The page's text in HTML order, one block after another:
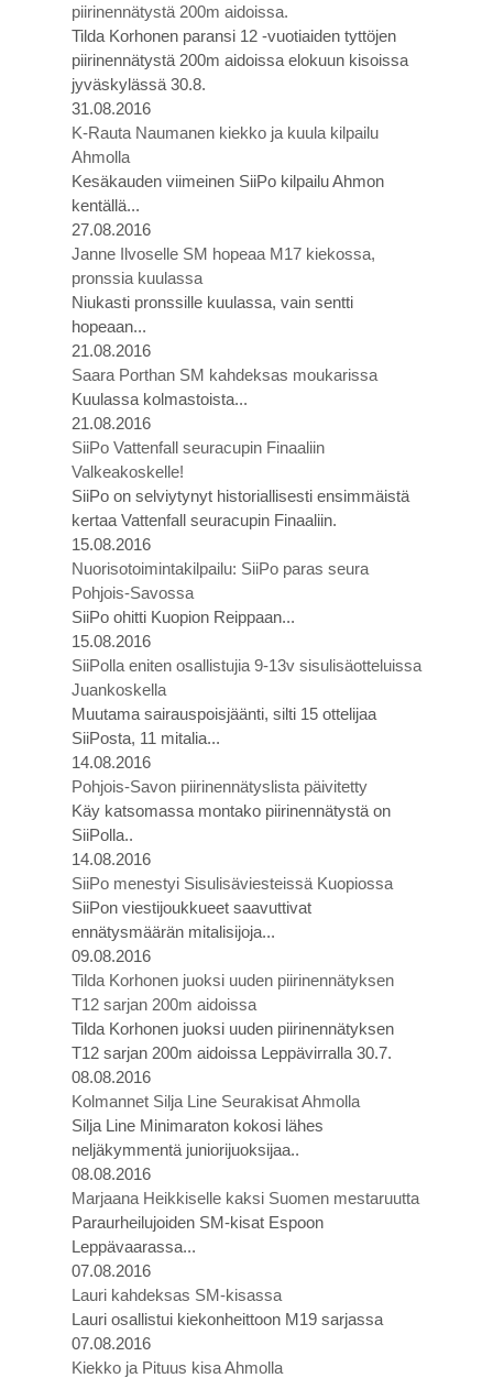
piirinennätystä 200m aidoissa.
Tilda Korhonen paransi 12 -vuotiaiden tyttöjen
piirinennätystä 200m aidoissa elokuun kisoissa
jyväskylässä 30.8.
31.08.2016
K-Rauta Naumanen kiekko ja kuula kilpailu
Ahmolla
Kesäkauden viimeinen SiiPo kilpailu Ahmon
kentällä...
27.08.2016
Janne Ilvoselle SM hopeaa M17 kiekossa,
pronssia kuulassa
Niukasti pronssille kuulassa, vain sentti
hopeaan...
21.08.2016
Saara Porthan SM kahdeksas moukarissa
Kuulassa kolmastoista...
21.08.2016
SiiPo Vattenfall seuracupin Finaaliin
Valkeakoskelle!
SiiPo on selviytynyt historiallisesti ensimmäistä
kertaa Vattenfall seuracupin Finaaliin.
15.08.2016
Nuorisotoimintakilpailu: SiiPo paras seura
Pohjois-Savossa
SiiPo ohitti Kuopion Reippaan...
15.08.2016
SiiPolla eniten osallistujia 9-13v sisulisäotteluissa
Juankoskella
Muutama sairauspoisjäänti, silti 15 ottelijaa
SiiPosta, 11 mitalia...
14.08.2016
Pohjois-Savon piirinennätyslista päivitetty
Käy katsomassa montako piirinennätystä on
SiiPolla..
14.08.2016
SiiPo menestyi Sisulisäviesteissä Kuopiossa
SiiPon viestijoukkueet saavuttivat
ennätysmäärän mitalisijoja...
09.08.2016
Tilda Korhonen juoksi uuden piirinennätyksen
T12 sarjan 200m aidoissa
Tilda Korhonen juoksi uuden piirinennätyksen
T12 sarjan 200m aidoissa Leppävirralla 30.7.
08.08.2016
Kolmannet Silja Line Seurakisat Ahmolla
Silja Line Minimaraton kokosi lähes
neljäkymmentä juniorijuoksijaa..
08.08.2016
Marjaana Heikkiselle kaksi Suomen mestaruutta
Paraurheilujoiden SM-kisat Espoon
Leppävaarassa...
07.08.2016
Lauri kahdeksas SM-kisassa
Lauri osallistui kiekonheittoon M19 sarjassa
07.08.2016
Kiekko ja Pituus kisa Ahmolla